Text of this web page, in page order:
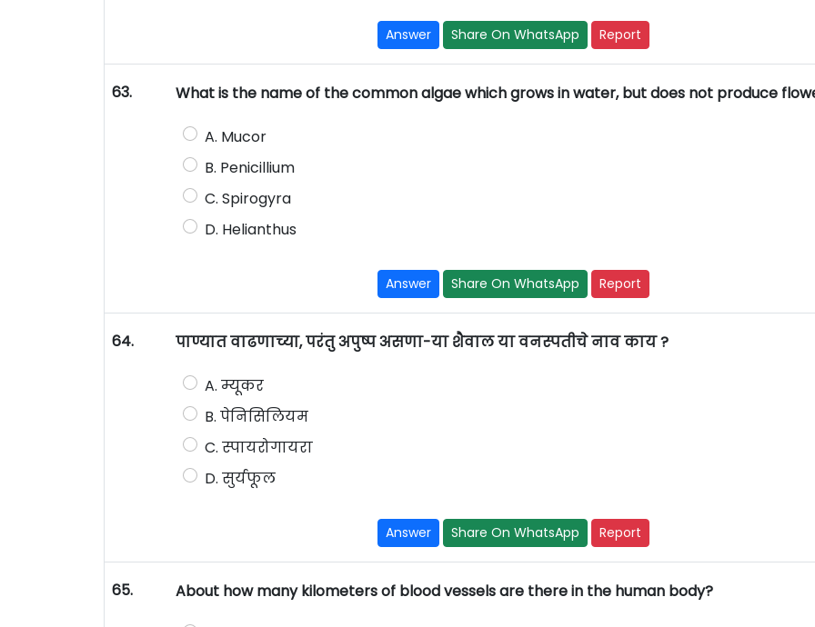
Answer Share On WhatsApp Report
63. What is the name of the common algae which grows in water, but does not produce
A. Mucor
B. Penicillium
C. Spirogyra
D. Helianthus
Answer Share On WhatsApp Report
64. पाण्यात वाढणाच्या, परंतु अपुष्प असणा-या शैवाल या वनस्पतीचे नाव काय ?
A. म्यूकर
B. पेनिसिलियम
C. स्पायरोगायरा
D. सुर्यफूल
Answer Share On WhatsApp Report
65. About how many kilometers of blood vessels are there in the human body?